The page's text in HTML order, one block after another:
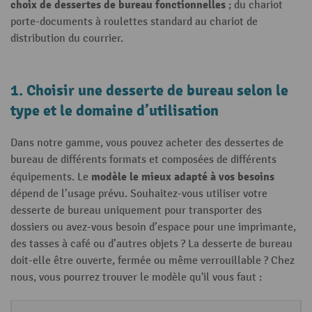
choix de dessertes de bureau fonctionnelles ; du chariot
porte-documents à roulettes standard au chariot de
distribution du courrier.
1. Choisir une desserte de bureau selon le
type et le domaine d’utilisation
Dans notre gamme, vous pouvez acheter des dessertes de
bureau de différents formats et composées de différents
équipements. Le modèle le mieux adapté à vos besoins
dépend de l’usage prévu. Souhaitez-vous utiliser votre
desserte de bureau uniquement pour transporter des
dossiers ou avez-vous besoin d’espace pour une imprimante,
des tasses à café ou d’autres objets ? La desserte de bureau
doit-elle être ouverte, fermée ou même verrouillable ? Chez
nous, vous pourrez trouver le modèle qu'il vous faut :